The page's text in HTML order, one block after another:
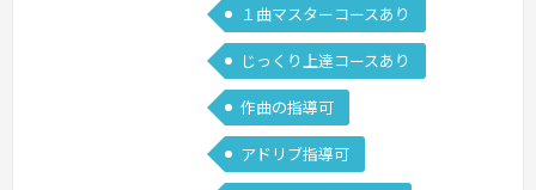
通して、「どうすればより多くの人の…
続きを見る »
１曲マスターコースあり
じっくり上達コースあり
作曲の指導可
アドリブ指導可